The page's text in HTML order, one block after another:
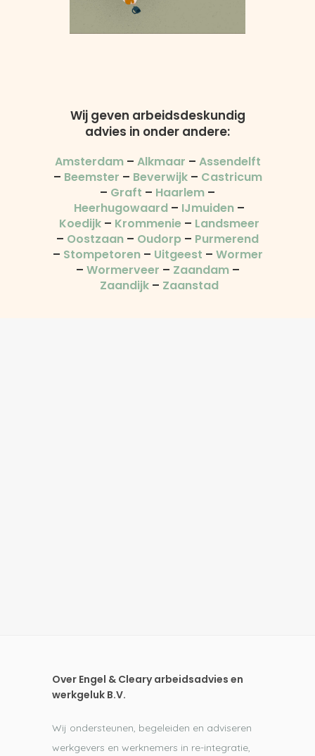
Wij geven arbeidsdeskundig
advies in onder andere:
Amsterdam – Alkmaar – Assendelft
– Beemster – Beverwijk– Castricum
– Graft – Haarlem –
Heerhugowaard– IJmuiden–
Koedijk– Krommenie– Landsmeer
– Oostzaan – Oudorp – Purmerend
– Stompetoren– Uitgeest – Wormer
– Wormerveer – Zaandam–
Zaandijk– Zaanstad
Over Engel & Cleary arbeidsadvies en
werkgeluk B.V.
Wij ondersteunen, begeleiden en adviseren
werkgevers en werknemers in re-integratie,